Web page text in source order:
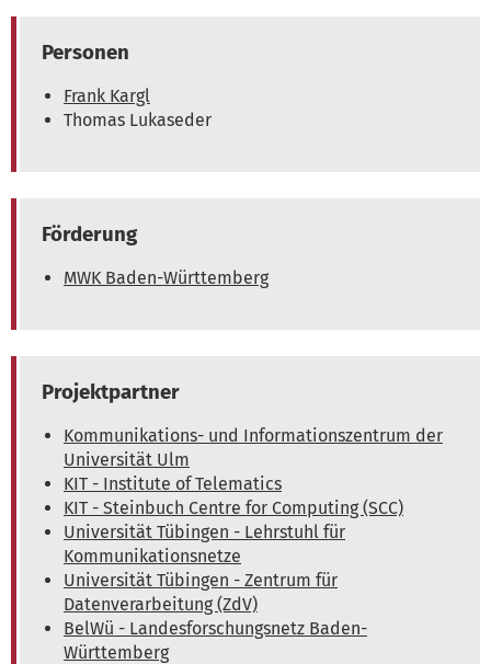
Personen
Frank Kargl
Thomas Lukaseder
Förderung
MWK Baden-Württemberg
Projektpartner
Kommunikations- und Informationszentrum der
Universität Ulm
KIT - Institute of Telematics
KIT - Steinbuch Centre for Computing (SCC)
Universität Tübingen - Lehrstuhl für
Kommunikationsnetze
Universität Tübingen - Zentrum für
Datenverarbeitung (ZdV)
BelWü - Landesforschungsnetz Baden-
Württemberg